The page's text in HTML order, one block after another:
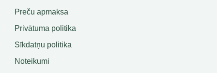
Preču apmaksa
Privātuma politika
Sīkdatņu politika
Noteikumi